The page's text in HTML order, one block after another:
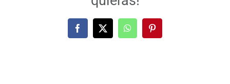
Facebook
X WhatsAppPinterest